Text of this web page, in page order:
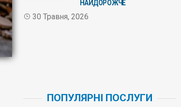
НАЙДОРОЖЧЕ
30 Травня, 2026
ПОПУЛЯРНІ ПОСЛУГИ